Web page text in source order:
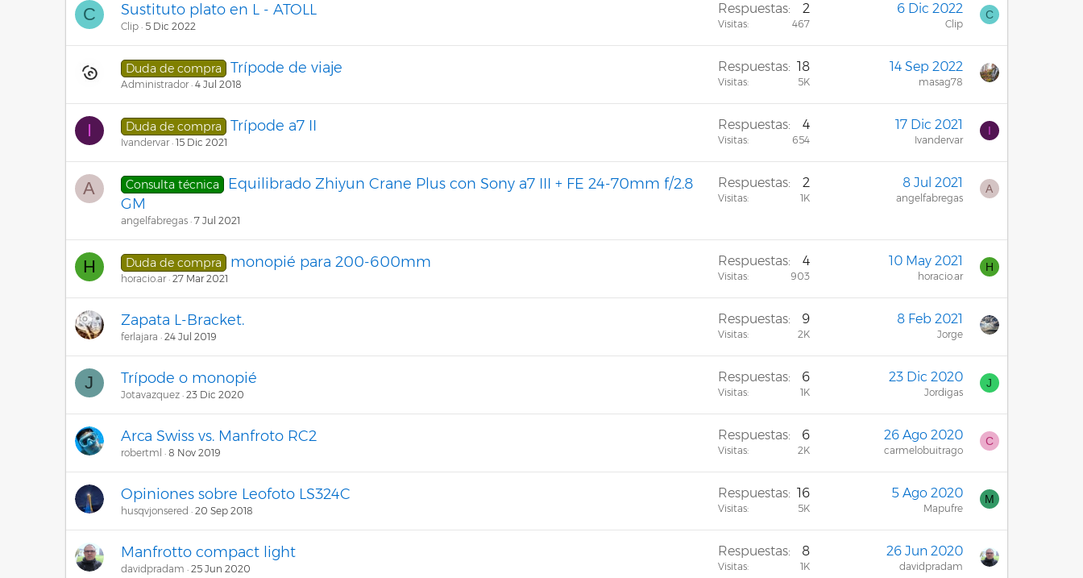
C Sustituto plato en L - ATOLL
Clip 5 Dic 2022
Respuestas 2
Visitas 467
6 Dic 2022
Clip
C
Duda de compra Trípode de viaje
Administrador 4 Jul 2018
Respuestas 18
Visitas 5K
14 Sep 2022
masag78
I Duda de compra Trípode a7 II
Ivandervar 15 Dic 2021
Respuestas 4
Visitas 654
17 Dic 2021
Ivandervar
I
A Consulta técnica
Equilibrado Zhiyun Crane Plus con Sony a7 III + FE 24-70mm f/2.8
GM
angelfabregas 7 Jul 2021
Respuestas 2
Visitas 1K
8 Jul 2021
angelfabregas
A
H Duda de compra monopié para 200-600mm
horacio.ar 27 Mar 2021
Respuestas 4
Visitas 903
10 May 2021
horacio.ar
H
Zapata L-Bracket.
ferlajara 24 Jul 2019
Respuestas 9
Visitas 2K
8 Feb 2021
Jorge
J Trípode o monopié
Jotavazquez 23 Dic 2020
Respuestas 6
Visitas 1K
23 Dic 2020
Jordigas
J
Arca Swiss vs. Manfroto RC2
robertml 8 Nov 2019
Respuestas 6
Visitas 2K
26 Ago 2020
carmelobuitrago
C
Opiniones sobre Leofoto LS324C
husqvjonsered 20 Sep 2018
Respuestas 16
Visitas 5K
5 Ago 2020
Mapufre
M
Manfrotto compact light
davidpradam 25 Jun 2020
Respuestas 8
Visitas 1K
26 Jun 2020
davidpradam